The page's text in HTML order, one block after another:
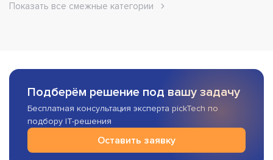
Показать все смежные категории
Подберём решение под вашу задачу
Бесплатная консультация эксперта pickTech по
подбору IT-решения
Оставить заявку